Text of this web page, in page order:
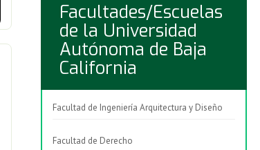
Facultades/Escuelas
de la Universidad
Autónoma de Baja
California
Facultad de Ingeniería Arquitectura y Diseño
Facultad de Derecho